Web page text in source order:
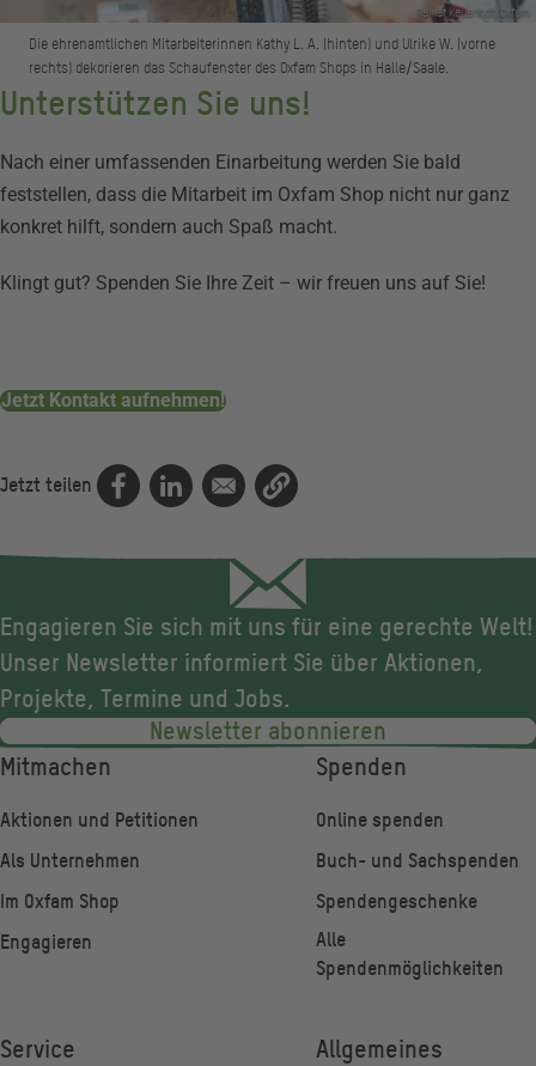
Rainer Keuenhof/Oxfam
Die ehrenamtlichen Mitarbeiterinnen Kathy L. A. (hinten) und Ulrike W. (vorne
rechts) dekorieren das Schaufenster des Oxfam Shops in Halle/Saale.
Unterstützen Sie uns!
Nach einer umfassenden Einarbeitung werden Sie bald
feststellen, dass die Mitarbeit im Oxfam Shop nicht nur ganz
konkret hilft, sondern auch Spaß macht.
Klingt gut? Spenden Sie Ihre Zeit – wir freuen uns auf Sie!
Jetzt Kontakt aufnehmen!
Jetzt teilen
Engagieren Sie sich mit uns für eine gerechte Welt!
Unser Newsletter informiert Sie über Aktionen,
Projekte, Termine und Jobs.
Newsletter abonnieren
Fußzeile
Mitmachen
Aktionen und Petitionen
Als Unternehmen
Im Oxfam Shop
Engagieren
Spenden
Online spenden
Buch- und Sachspenden
Spendengeschenke
Alle
Spendenmöglichkeiten
Service Allgemeines